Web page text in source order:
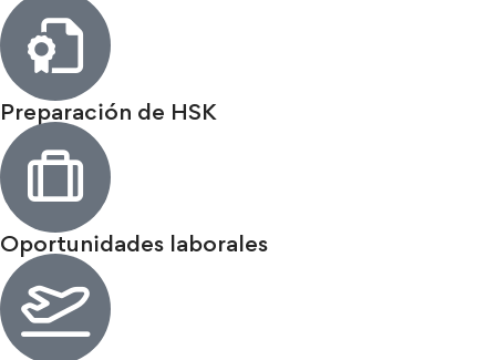
Preparación de HSK
Oportunidades laborales